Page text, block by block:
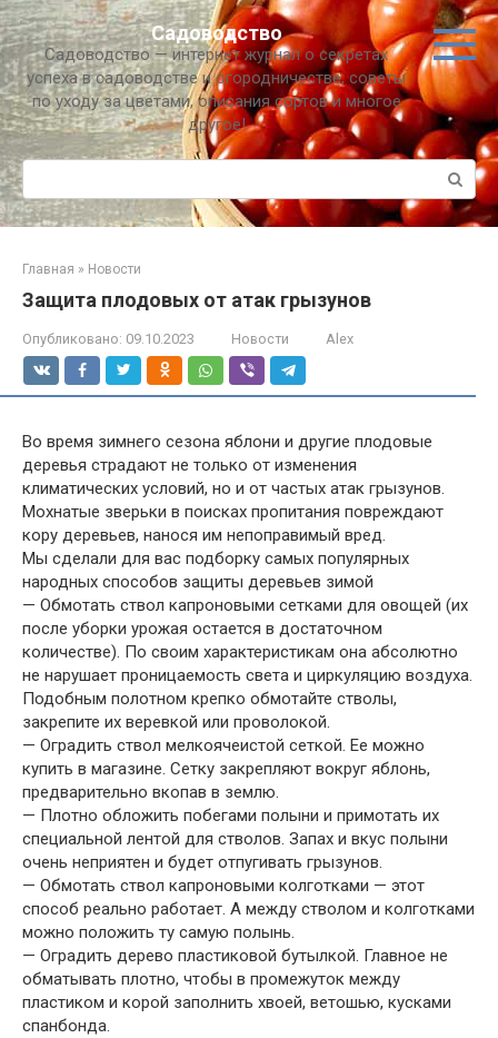
Перейти
к
контенту
Садоводство
Садоводство — интернет журнал о секретах
успеха в садоводстве и огородничестве, советы
по уходу за цветами, описания сортов и многое
другое!
Поиск:
Главная » Новости
Защита плодовых от атак грызунов
Опубликовано: 09.10.2023 Новости Alex
Во время зимнего сезона яблони и другие плодовые
деревья страдают не только от изменения
климатических условий, но и от частых атак грызунов.
Мохнатые зверьки в поисках пропитания повреждают
кору деревьев, нанося им непоправимый вред.
Мы сделали для вас подборку самых популярных
народных способов защиты деревьев зимой
— Обмотать ствол капроновыми сетками для овощей (их
после уборки урожая остается в достаточном
количестве). По своим характеристикам она абсолютно
не нарушает проницаемость света и циркуляцию воздуха.
Подобным полотном крепко обмотайте стволы,
закрепите их веревкой или проволокой.
— Оградить ствол мелкоячеистой сеткой. Ее можно
купить в магазине. Сетку закрепляют вокруг яблонь,
предварительно вкопав в землю.
— Плотно обложить побегами полыни и примотать их
специальной лентой для стволов. Запах и вкус полыни
очень неприятен и будет отпугивать грызунов.
— Обмотать ствол капроновыми колготками — этот
способ реально работает. А между стволом и колготками
можно положить ту самую полынь.
— Оградить дерево пластиковой бутылкой. Главное не
обматывать плотно, чтобы в промежуток между
пластиком и корой заполнить хвоей, ветошью, кусками
спанбонда.